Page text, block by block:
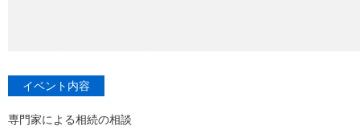
イベント内容
専門家による相続の相談